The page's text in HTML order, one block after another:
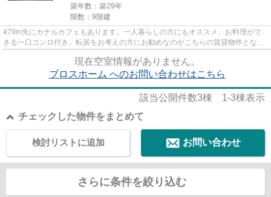
築年数：築29年
階数：9階建
479m先にカナルカフェもあります。一人暮らしの方にもオススメ、お料理がで
きる一口コンロ付き。転居をお考えの方にお勧めなのがこちらの賃貸物件となり
現在空室情報がありません。
ブロスホーム へのお問い合わせはこちら
該当公開件数3棟 1-3棟表示
チェックした物件をまとめて
お問い合わせ
検討リストに追加
さらに条件を絞り込む